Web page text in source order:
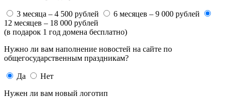
3 месяца – 4 500 рублей
6 месяцев – 9 000 рублей
12 месяцев – 18 000 рублей
(в подарок 1 год домена бесплатно)
Нужно ли вам наполнение новостей на сайте по
общегосударственным праздникам?
Да
Нет
Нужен ли вам новый логотип